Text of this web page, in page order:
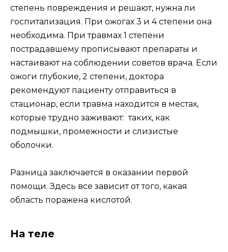
степень повреждения и решают, нужна ли
госпитализация. При ожогах 3 и 4 степени она
необходима. При травмах 1 степени
пострадавшему прописывают препараты и
настаивают на соблюдении советов врача. Если
ожоги глубокие, 2 степени, доктора
рекомендуют пациенту отправиться в
стационар, если травма находится в местах,
которые трудно заживают: таких, как
подмышки, промежности и слизистые
оболочки.
Разница заключается в оказании первой
помощи. Здесь все зависит от того, какая
область поражена кислотой.
На теле